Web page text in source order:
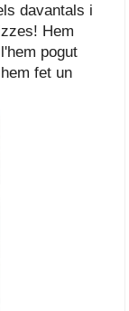
davantals i
Hem
pogut
fet un